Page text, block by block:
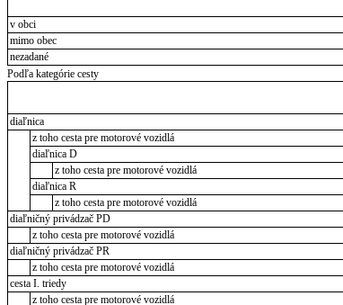
v obci
mimo obec
nezadané
Podľa kategórie cesty
diaľnica
z toho cesta pre motorové vozidlá
diaľnica D
z toho cesta pre motorové vozidlá
diaľnica R
z toho cesta pre motorové vozidlá
diaľničný privádzač PD
z toho cesta pre motorové vozidlá
diaľničný privádzač PR
z toho cesta pre motorové vozidlá
cesta I. triedy
z toho cesta pre motorové vozidlá